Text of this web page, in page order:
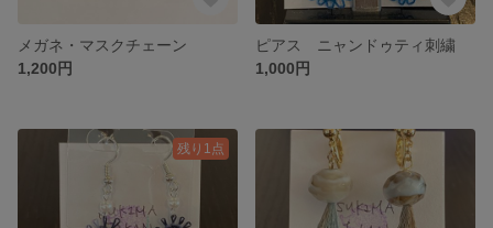
メガネ・マスクチェーン
1,200円
ピアス ニャンドゥティ刺繍
1,000円
残り1点